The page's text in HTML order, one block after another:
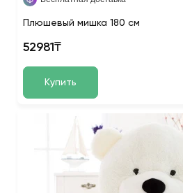
Плюшевый мишка 180 см
52981₸
Купить